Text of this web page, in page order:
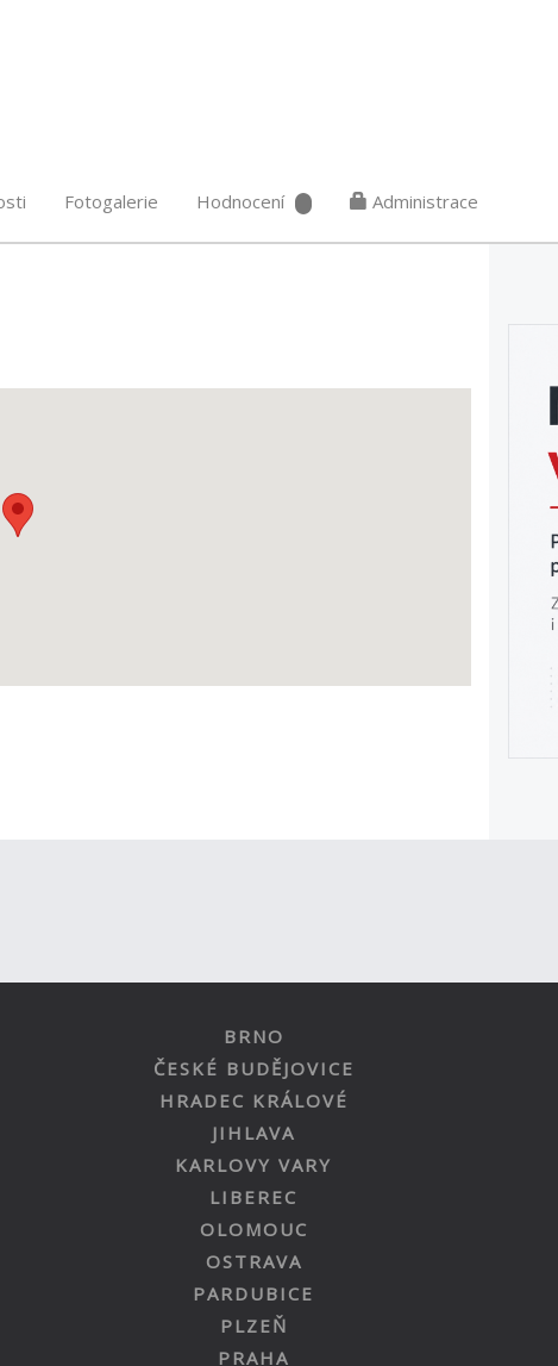
Fotogalerie Hodnocení Administrace
BRNO
ČESKÉ BUDĚJOVICE
HRADEC KRÁLOVÉ
JIHLAVA
KARLOVY VARY
LIBEREC
OLOMOUC
OSTRAVA
PARDUBICE
PLZEŇ
PRAHA